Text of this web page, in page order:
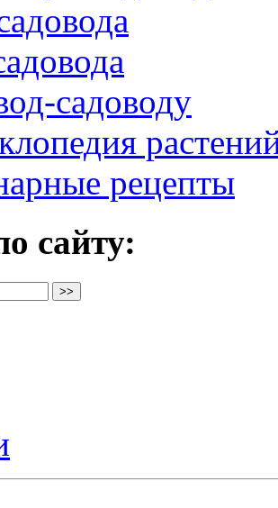
садоводу
рецепты
сайту: